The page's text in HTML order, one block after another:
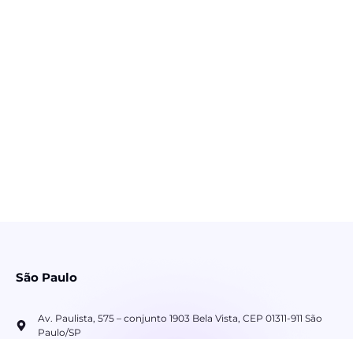
São Paulo
Av. Paulista, 575 – conjunto 1903 Bela Vista, CEP 01311-911 São
Paulo/SP